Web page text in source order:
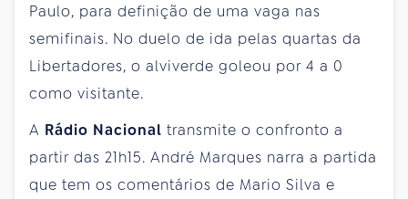
Paulo, para definição de uma vaga nas
semifinais. No duelo de ida pelas quartas da
Libertadores, o alviverde goleou por 4 a 0
como visitante.
A Rádio Nacional transmite o confronto a
partir das 21h15. André Marques narra a partida
que tem os comentários de Mario Silva e